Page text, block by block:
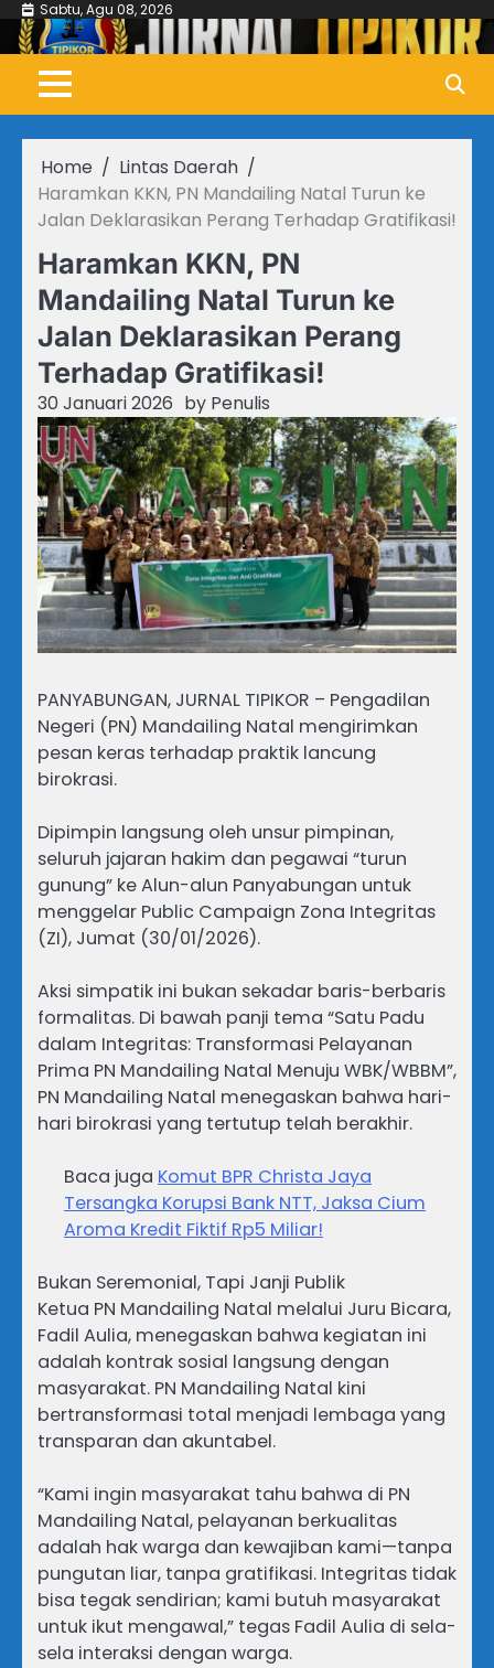
Skip
content
Sabtu, Agu 08, 2026
Home
Lintas Daerah
Haramkan KKN, PN Mandailing Natal Turun ke
Jalan Deklarasikan Perang Terhadap Gratifikasi!
Haramkan KKN, PN
Mandailing Natal Turun ke
Jalan Deklarasikan Perang
Terhadap Gratifikasi!
30 Januari 2026 by Penulis
PANYABUNGAN, JURNAL TIPIKOR – Pengadilan
Negeri (PN) Mandailing Natal mengirimkan
pesan keras terhadap praktik lancung
birokrasi.
Dipimpin langsung oleh unsur pimpinan,
seluruh jajaran hakim dan pegawai “turun
gunung” ke Alun-alun Panyabungan untuk
menggelar Public Campaign Zona Integritas
(ZI), Jumat (30/01/2026).
Aksi simpatik ini bukan sekadar baris-berbaris
formalitas. Di bawah panji tema “Satu Padu
dalam Integritas: Transformasi Pelayanan
Prima PN Mandailing Natal Menuju WBK/WBBM”,
PN Mandailing Natal menegaskan bahwa hari-
hari birokrasi yang tertutup telah berakhir.
Baca juga Komut BPR Christa Jaya
Tersangka Korupsi Bank NTT, Jaksa Cium
Aroma Kredit Fiktif Rp5 Miliar!
Bukan Seremonial, Tapi Janji Publik
Ketua PN Mandailing Natal melalui Juru Bicara,
Fadil Aulia, menegaskan bahwa kegiatan ini
adalah kontrak sosial langsung dengan
masyarakat. PN Mandailing Natal kini
bertransformasi total menjadi lembaga yang
transparan dan akuntabel.
“Kami ingin masyarakat tahu bahwa di PN
Mandailing Natal, pelayanan berkualitas
adalah hak warga dan kewajiban kami—tanpa
pungutan liar, tanpa gratifikasi. Integritas tidak
bisa tegak sendirian; kami butuh masyarakat
untuk ikut mengawal,” tegas Fadil Aulia di sela-
sela interaksi dengan warga.